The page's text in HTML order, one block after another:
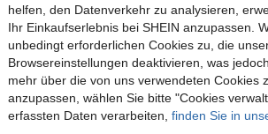
MISSGUIDED
MISSGUIDED Trägerloses Bandeau-Minikleid in Lederoptik, körperbetonter Partyklub-Abendausgehkleid, tailliert, festlich
19,07€
helfen, den Datenverkehr zu analysieren,
Ihr Einkaufserlebnis bei SHEIN anzupassen.
unbedingt erforderlichen Cookies zu, die
Browsereinstellungen deaktivieren, was
mehr über die von uns verwendeten Cookies
anzupassen, wählen Sie bitte "Cookies
erfassten Daten verarbeiten, finden Sie in